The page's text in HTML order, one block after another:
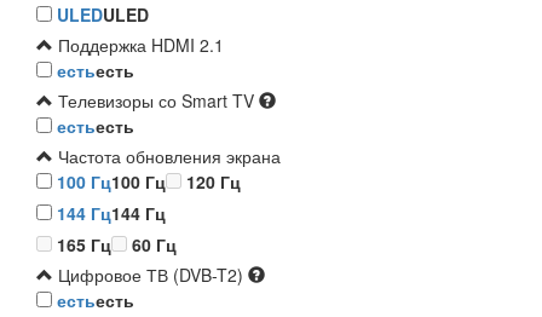
ULEDULED
Поддержка HDMI 2.1
естьесть
Телевизоры со Smart TV
естьесть
Частота обновления экрана
100 Гц100 Гц
120 Гц
144 Гц144 Гц
165 Гц
60 Гц
Цифровое ТВ (DVB-T2)
естьесть